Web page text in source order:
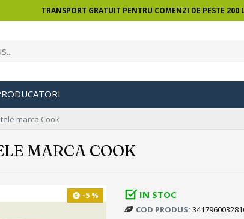
TRANSPORT GRATUIT PENTRU COMENZI DE PESTE 200
marca Cook
MARCA COOK
-5 % IN STOC
COD PRODUS: